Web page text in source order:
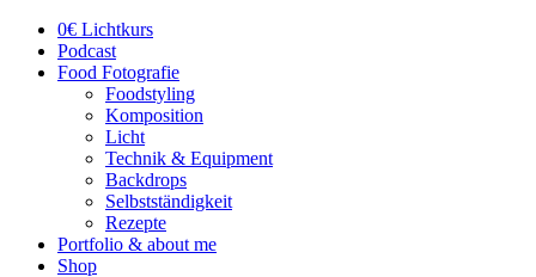
0€ Lichtkurs
Podcast
Food Fotografie
Foodstyling
Komposition
Licht
Technik & Equipment
Backdrops
Selbstständigkeit
Rezepte
Portfolio & about me
Shop